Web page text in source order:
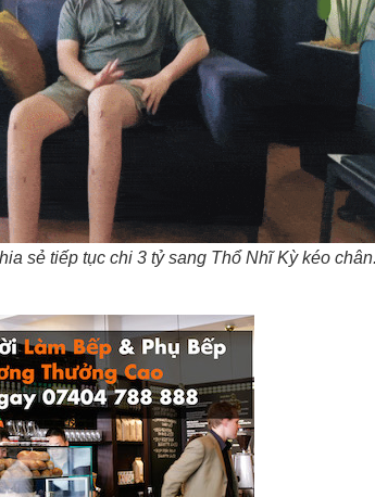
sẻ tiếp tục chi 3 tỷ sang Thổ Nhĩ Kỳ kéo chân.